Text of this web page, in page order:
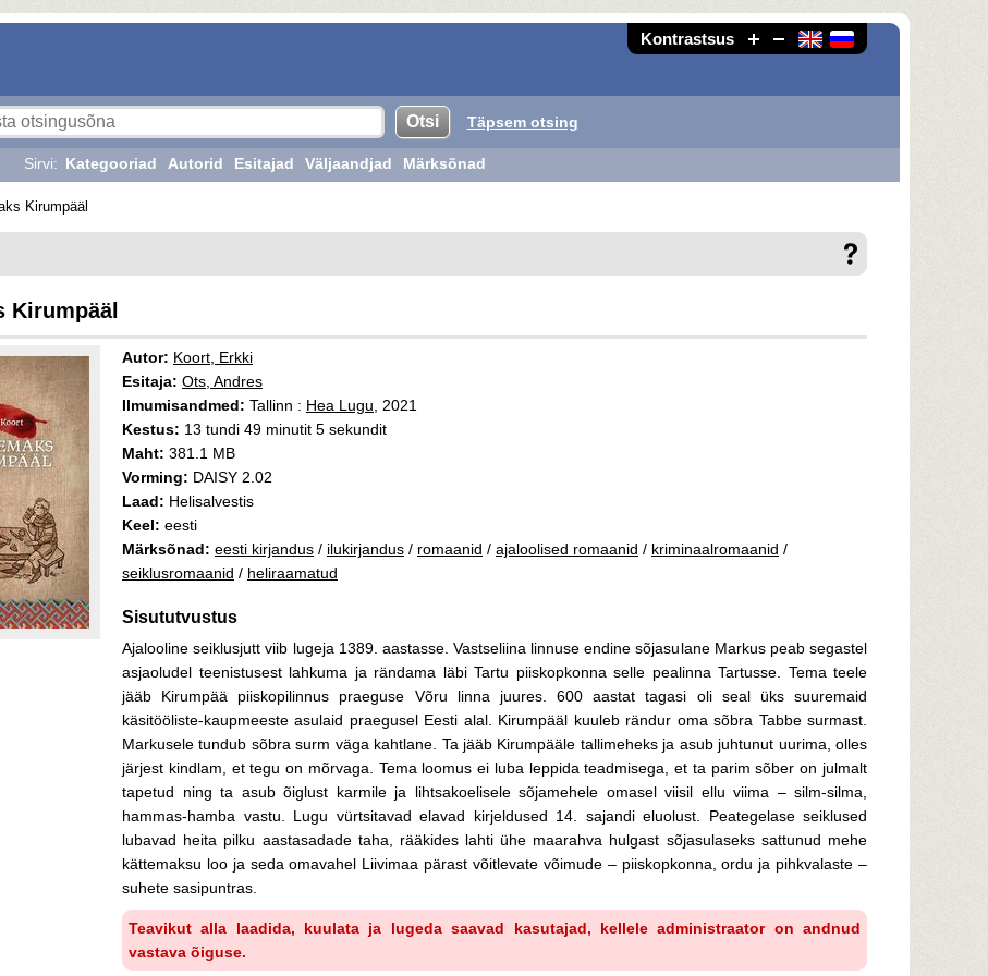
Kontrastsus
Täpsem otsing
Sirvi: Kategooriad Autorid Esitajad Väljaandjad Märksõnad
Kirumpääl
Kirumpääl
Autor: Koort, Erkki
Esitaja: Ots, Andres
Ilmumisandmed: Tallinn : Hea Lugu , 2021
Kestus: 13 tundi 49 minutit 5 sekundit
Maht: 381.1 MB
Vorming: DAISY 2.02
Laad: Helisalvestis
Keel: eesti
Märksõnad: eesti kirjandus / ilukirjandus / romaanid / ajaloolised romaanid / kriminaalromaanid /
seiklusromaanid / heliraamatud
Sisututvustus
Ajalooline seiklusjutt viib lugeja 1389. aastasse. Vastseliina linnuse endine sõjasulane Markus peab segastel
asjaoludel teenistusest lahkuma ja rändama läbi Tartu piiskopkonna selle pealinna Tartusse. Tema teele
jääb Kirumpää piiskopilinnus praeguse Võru linna juures. 600 aastat tagasi oli seal üks suuremaid
käsitööliste-kaupmeeste asulaid praegusel Eesti alal. Kirumpääl kuuleb rändur oma sõbra Tabbe surmast.
Markusele tundub sõbra surm väga kahtlane. Ta jääb Kirumpääle tallimeheks ja asub juhtunut uurima, olles
järjest kindlam, et tegu on mõrvaga. Tema loomus ei luba leppida teadmisega, et ta parim sõber on julmalt
tapetud ning ta asub õiglust karmile ja lihtsakoelisele sõjamehele omasel viisil ellu viima – silm-silma,
hammas-hamba vastu. Lugu vürtsitavad elavad kirjeldused 14. sajandi eluolust. Peategelase seiklused
lubavad heita pilku aastasadade taha, rääkides lahti ühe maarahva hulgast sõjasulaseks sattunud mehe
kättemaksu loo ja seda omavahel Liivimaa pärast võitlevate võimude – piiskopkonna, ordu ja pihkvalaste –
suhete sasipuntras.
Teavikut alla laadida, kuulata ja lugeda saavad kasutajad, kellele administraator on andnud
vastava õiguse.